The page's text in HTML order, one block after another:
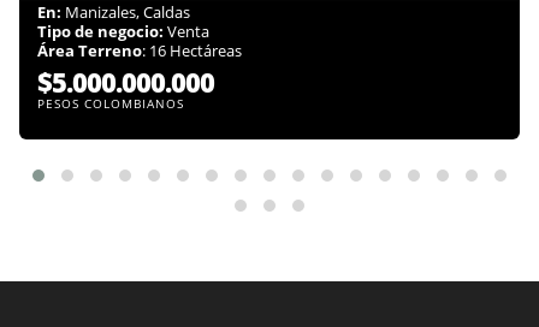
En: Manizales, Caldas
Tipo de negocio: Venta
Área Terreno: 16 Hectáreas
$5.000.000.000
PESOS COLOMBIANOS